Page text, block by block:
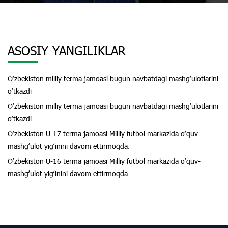
ASOSIY YANGILIKLAR
Oʻzbekiston milliy terma jamoasi bugun navbatdagi mashgʻulotlarini
oʻtkazdi
Oʻzbekiston milliy terma jamoasi bugun navbatdagi mashgʻulotlarini
oʻtkazdi
Oʻzbekiston U-17 terma jamoasi Milliy futbol markazida oʻquv-
mashgʻulot yigʻinini davom ettirmoqda.
Oʻzbekiston U-16 terma jamoasi Milliy futbol markazida oʻquv-
mashgʻulot yigʻinini davom ettirmoqda